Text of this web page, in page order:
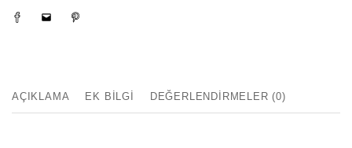
AÇIKLAMA EK BILGI DEĞERLENDIRMELER (0)